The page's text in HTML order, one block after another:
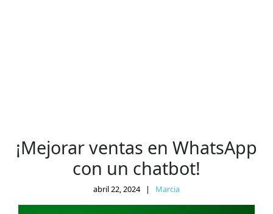
¡Mejorar ventas en WhatsApp
con un chatbot!
abril 22, 2024 | Marcia